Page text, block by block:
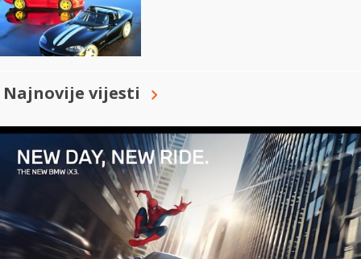
Najnovije vijesti